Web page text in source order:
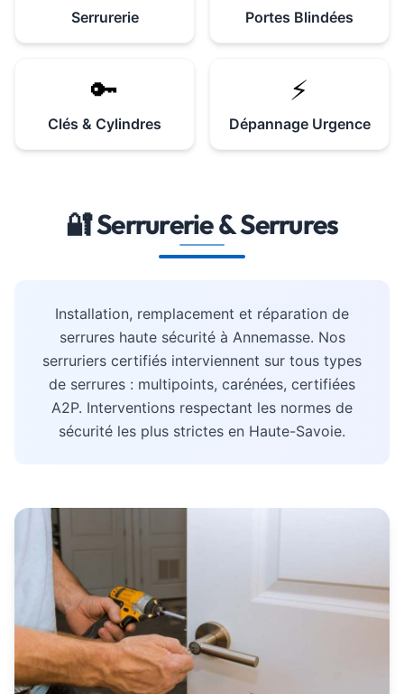
Serrurerie Portes Blindées
🔑
Clés & Cylindres
⚡
Dépannage Urgence
🔐 Serrurerie & Serrures
Installation, remplacement et réparation de
serrures haute sécurité à Annemasse. Nos
serruriers certifiés interviennent sur tous types
de serrures : multipoints, carénées, certifiées
A2P. Interventions respectant les normes de
sécurité les plus strictes en Haute-Savoie.